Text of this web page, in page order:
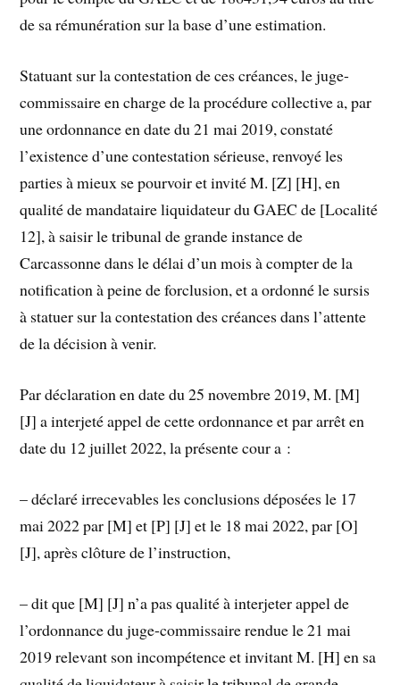
de sa rémunération sur la base d’une estimation.
Statuant sur la contestation de ces créances, le juge-
commissaire en charge de la procédure collective a, par
une ordonnance en date du 21 mai 2019, constaté
l’existence d’une contestation sérieuse, renvoyé les
parties à mieux se pourvoir et invité M. [Z] [H], en
qualité de mandataire liquidateur du GAEC de [Localité
12], à saisir le tribunal de grande instance de
Carcassonne dans le délai d’un mois à compter de la
notification à peine de forclusion, et a ordonné le sursis
à statuer sur la contestation des créances dans l’attente
de la décision à venir.
Par déclaration en date du 25 novembre 2019, M. [M]
[J] a interjeté appel de cette ordonnance et par arrêt en
date du 12 juillet 2022, la présente cour a :
– déclaré irrecevables les conclusions déposées le 17
mai 2022 par [M] et [P] [J] et le 18 mai 2022, par [O]
[J], après clôture de l’instruction,
– dit que [M] [J] n’a pas qualité à interjeter appel de
l’ordonnance du juge-commissaire rendue le 21 mai
2019 relevant son incompétence et invitant M. [H] en sa